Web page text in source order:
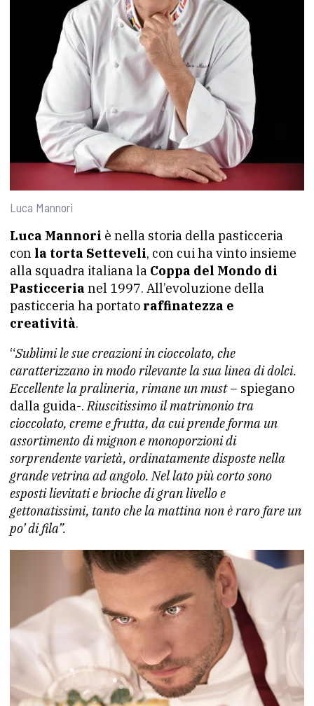
Luca Mannori
Luca Mannori è nella storia della pasticceria
con la torta Setteveli, con cui ha vinto insieme
alla squadra italiana la Coppa del Mondo di
Pasticceria nel 1997. All’evoluzione della
pasticceria ha portato raffinatezza e
creatività.
“Sublimi le sue creazioni in cioccolato, che
caratterizzano in modo rilevante la sua linea di dolci.
Eccellente la pralineria, rimane un must– spiegano
dalla guida-.Riuscitissimo il matrimonio tra
cioccolato, creme e frutta, da cui prende forma un
assortimento di mignon e monoporzioni di
sorprendente varietà, ordinatamente disposte nella
grande vetrina ad angolo. Nel lato più corto sono
esposti lievitati e brioche di gran livello e
gettonatissimi, tanto che la mattina non è raro fare un
po’ di fila”.